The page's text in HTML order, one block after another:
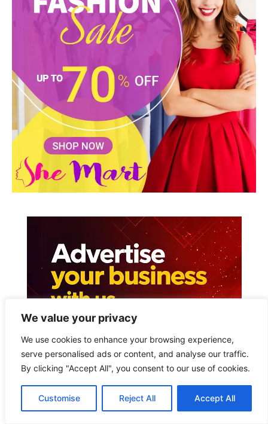
We value your privacy
We use cookies to enhance your browsing experience,
serve personalised ads or content, and analyse our traffic.
By clicking "Accept All", you consent to our use of cookies.
Customise Reject All Accept All